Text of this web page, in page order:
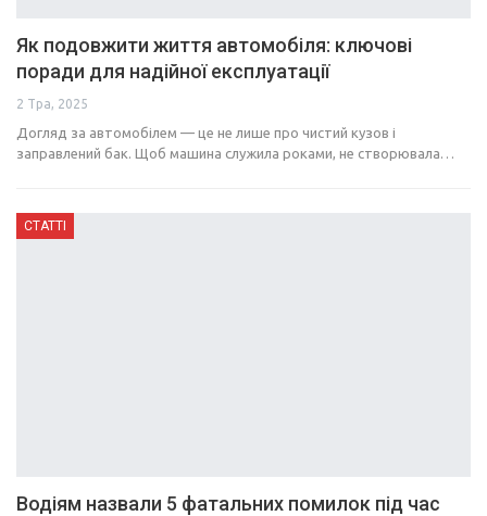
Як подовжити життя автомобіля: ключові
поради для надійної експлуатації
2 Тра, 2025
Догляд за автомобілем — це не лише про чистий кузов і
заправлений бак. Щоб машина служила роками, не створювала…
СТАТТІ
Водіям назвали 5 фатальних помилок під час